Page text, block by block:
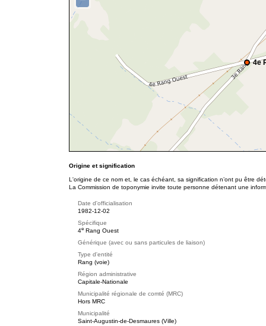
4e
Origine et signification
L'origine de ce nom et, le cas échéant, sa signification n’ont pu être
La Commission de toponymie invite toute personne détenant une
Date d'officialisation
1982-12-02
Spécifique
4e Rang Ouest
Générique (avec ou sans particules de liaison)
Type d'entité
Rang (voie)
Région administrative
Capitale-Nationale
Municipalité régionale de comté (MRC)
Hors MRC
Municipalité
Saint-Augustin-de-Desmaures (Ville)